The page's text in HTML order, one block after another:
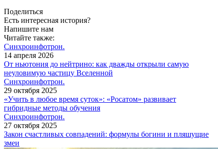
Поделиться
Есть интересная история?
Напишите нам
Читайте также:
Синхроинфотрон.
14 апреля 2026
От ньютония до нейтрино: как дважды открыли самую
неуловимую частицу Вселенной
Синхроинфотрон.
29 октября 2025
«Учить в любое время суток»: «Росатом» развивает
гибридные методы обучения
Синхроинфотрон.
27 октября 2025
Закон счастливых совпадений: формулы богини и пляшущие
змеи